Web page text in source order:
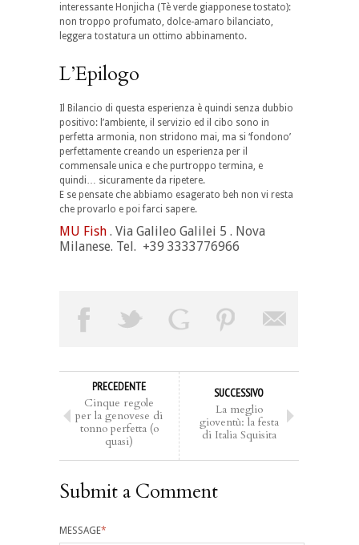
interessante Honjicha (Tè verde giapponese tostato):
non troppo profumato, dolce-amaro bilanciato,
leggera tostatura un ottimo abbinamento.
L’Epilogo
Il Bilancio di questa esperienza è quindi senza dubbio
positivo: l’ambiente, il servizio ed il cibo sono in
perfetta armonia, non stridono mai, ma si ‘fondono’
perfettamente creando un esperienza per il
commensale unica e che purtroppo termina, e
quindi… sicuramente da ripetere.
E se pensate che abbiamo esagerato beh non vi resta
che provarlo e poi farci sapere.
MU Fish . Via Galileo Galilei 5 . Nova
Milanese. Tel. +39 3333776966
PRECEDENTE
Cinque regole
per la genovese di
tonno perfetta (o
quasi)
SUCCESSIVO
La meglio
gioventù: la festa
di Italia Squisita
Submit a Comment
MESSAGE*